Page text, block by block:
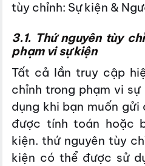
tùy chỉnh: Sự kiện &
3.1. Thứ nguyên tùy
phạm vi sự kiện
Tất cả lần truy cập
chỉnh trong phạm vi
dụng khi bạn muốn
được tính toán hoặc
kiện. thứ nguyên tùy
kiện có thể được sử